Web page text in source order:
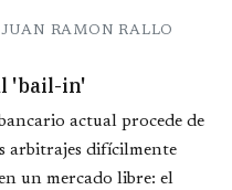
RAMON RALLO
'bail-in'
actual procede de
arbitrajes difícilmente
un mercado libre: el